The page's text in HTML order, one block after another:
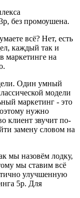
без промоушена.
всё? Нет, есть
каждый так и
маркетинге на
Один умный
модели
маркетинг - это
нужно
клиент звучит по-
замену словом на
мы назовём лодку,
мы ставим всё
улучшенную
5p. Для